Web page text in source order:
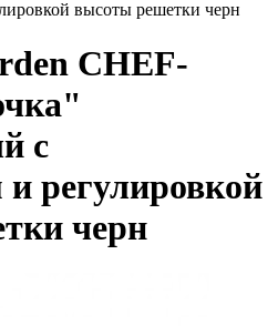
высоты решетки черн
CHEF-
с
регулировкой
черн